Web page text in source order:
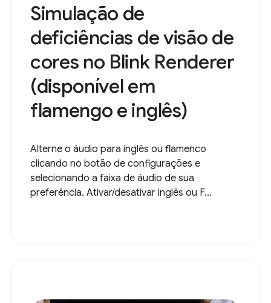
Simulação de
deficiências de visão de
cores no Blink Renderer
(disponível em
flamengo e inglês)
Alterne o áudio para inglês ou flamenco
clicando no botão de configurações e
selecionando a faixa de áudio de sua
preferência. Ativar/desativar inglês ou F...